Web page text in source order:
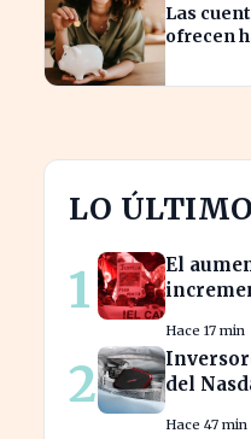
Las
ofrecen
LO ÚLTIMO
1
El
críticas
Hace 17 min
2
del
Hace 47 min